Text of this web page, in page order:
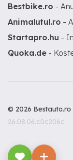
Bestbike.ro -
Animalutul.ro -
Startapro.hu -
Quoka.de -
© 2026 Bestauto.ro
26.08.06.c0c206c